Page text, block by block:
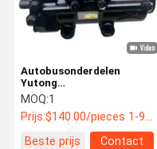
Autobusonderdelen
Yutong
Autobussturingassemblage
ZDZ10 3401-00548
MOQ:1
Prijs:$140.00/pieces 1-9pieces
Beste prijs
Contact